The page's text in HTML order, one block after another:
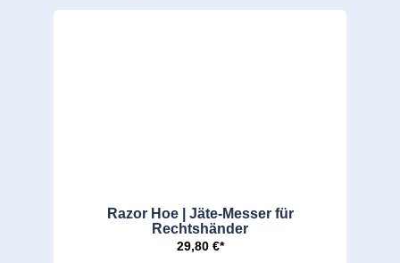
Razor Hoe | Jäte-Messer für
Rechtshänder
29,80 €*